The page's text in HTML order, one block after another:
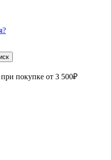
при покупке от 3 500₽